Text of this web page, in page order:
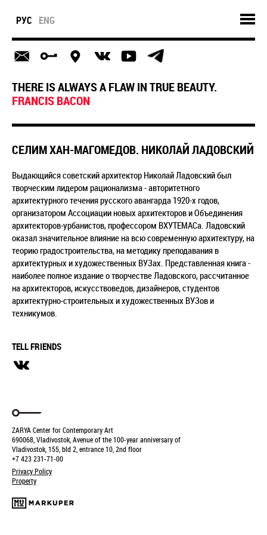
РУС ENG
THERE IS ALWAYS A FLAW IN TRUE BEAUTY.
FRANCIS BACON
СЕЛИМ ХАН-МАГОМЕДОВ. НИКОЛАЙ ЛАДОВСКИЙ
Выдающийся советский архитектор Николай Ладовский был
творческим лидером рационализма - авторитетного
архитектурного течения русского авангарда 1920-х годов,
организатором Ассоциации новых архитекторов и Объединения
архитекторов-урбанистов, профессором ВХУТЕМАСа. Ладовский
оказал значительное влияние на всю современную архитектуру, на
теорию градостроительства, на методику преподавания в
архитектурных и художественных ВУЗах. Представленная книга -
наиболее полное издание о творчестве Ладовского, рассчитанное
на архитекторов, искусствоведов, дизайнеров, студентов
архитектурно-строительных и художественных ВУЗов и
техникумов.
TELL FRIENDS
ZARYA Center for Contemporary Art
690068, Vladivostok, Avenue of the 100-year anniversary of
Vladivostok, 155, bld 2, entrance 10, 2nd floor
+7 423 231-71-00
Privacy Policy
Property